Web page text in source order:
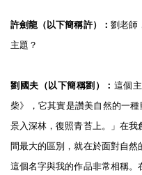
許劍龍（以下簡稱許）： 劉老師
主題？
劉國夫（以下簡稱劉）： 這個
柴》，它其實是讚美自然的一
景入深林，復照青苔上。」在
間最大的區別，就在於面對自
這個名字與我的作品非常相稱